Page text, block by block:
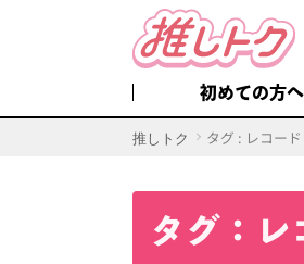
初めての方へ
推しトク タグ : レコード
タグ：レ